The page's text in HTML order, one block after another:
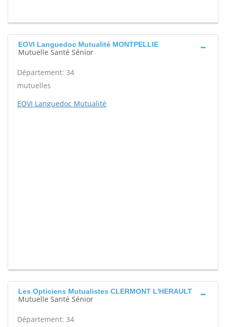
EOVI Languedoc Mutualité MONTPELLIE
Mutuelle Santé Sénior
Département: 34
mutuelles
EOVI Languedoc Mutualité
Les Opticiens Mutualistes CLERMONT L'HERAULT
Mutuelle Santé Sénior
Département: 34